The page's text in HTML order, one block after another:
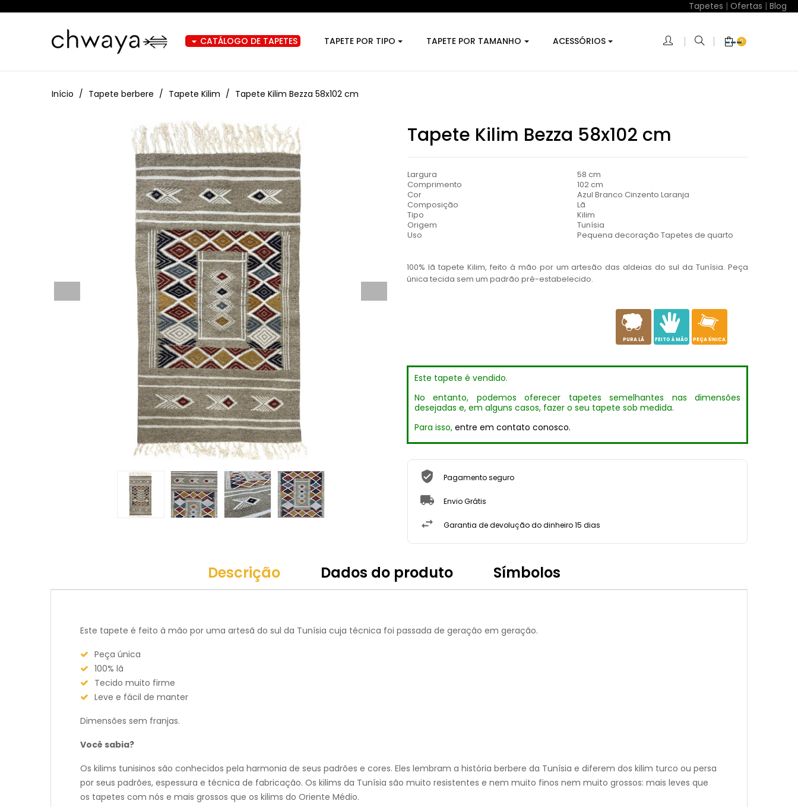
Tapetes | Ofertas | Blog
arrow_drop_down CATÁLOGO DE TAPETES TAPETE POR TIPO TAPETE POR TAMANHO ACESSÓRIOS 0
Início Tapete berbere Tapete Kilim Tapete Kilim Bezza 58x102 cm
Tapete Kilim Bezza 58x102 cm
Largura
58 cm
Comprimento
102 cm
Cor
Azul Branco Cinzento Laranja
Composição
Lã
Tipo
Kilim
Origem
Tunísia
Uso
Pequena decoração Tapetes de quarto
100% lã tapete Kilim, feito à mão por um artesão das aldeias do sul da Tunísia. Peça
única tecida sem um padrão pré-estabelecido.
a
PURA LÃ
c
FEITO À MÃO
h
PEÇA ÚNICA
Este tapete é vendido.
No entanto, podemos oferecer tapetes semelhantes nas dimensões
desejadas e, em alguns casos, fazer o seu tapete sob medida.
Para isso, entre em contato conosco.
Pagamento seguro
Envio Grátis
Garantia de devolução do dinheiro 15 dias
Descrição Dados do produto Símbolos
Este tapete é feito à mão por uma artesã do sul da Tunísia cuja técnica foi passada de geração em geração.
Peça única
100% lã
Tecido muito firme
Leve e fácil de manter
Dimensões sem franjas.
Você sabia?
Os kilims tunisinos são conhecidos pela harmonia de seus padrões e cores. Eles lembram a história berbere da Tunísia e diferem dos kilim turco ou persa
por seus padrões, espessura e técnica de fabricação. Os kilims da Tunísia são muito resistentes e nem muito finos nem muito grossos: mais leves que
os tapetes com nós e mais grossos que os kilims do Oriente Médio.